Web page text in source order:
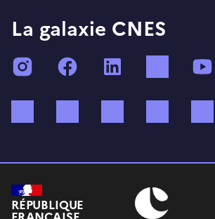
La galaxie CNES
InstagramFacebook TikTok
RÉPUBLIQUE